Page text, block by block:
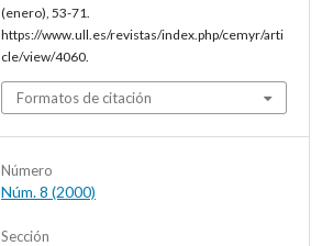
(enero), 53-71.
https://www.ull.es/revistas/index.php/cemyr/arti
cle/view/4060.
Formatos de citación
Número
Núm. 8 (2000)
Sección